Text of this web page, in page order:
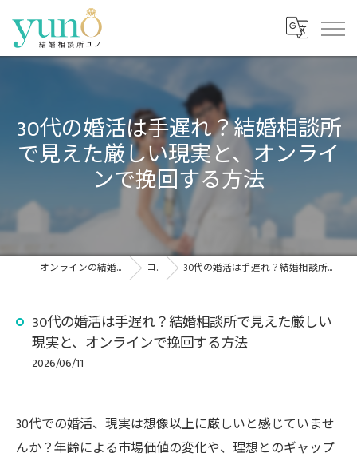
30代の婚活は手遅れ？結婚相談所
で見えた厳しい現実と、オンライ
ンで挽回する方法
オンラインの結婚相談所なら結婚相談所ユノ コラム 30代の婚活は手遅れ？結婚相談所で見えた厳しい現実と、オンラインで挽回する方法
30代の婚活は手遅れ？結婚相談所で見えた厳しい
現実と、オンラインで挽回する方法
2026/06/11
30代での婚活、現実は想像以上に厳しいと感じていませ
んか？年齢による市場価値の変化や、理想とのギャップ